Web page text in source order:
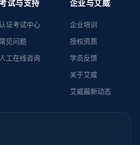
试与支持
证考试中心
常见问题
人工在线咨询
企业与艾威
企业培训
授权资质
学员反馈
关于艾威
艾威最新动态